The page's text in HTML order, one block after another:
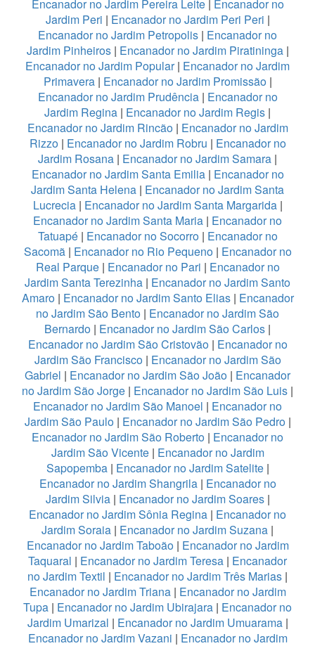
Encanador no Jardim Pereira Leite| Encanador no
Jardim Peri | Encanador no Jardim Peri Peri |
Encanador no Jardim Petropolis | Encanador no
Jardim Pinheiros| Encanador no Jardim Piratininga|
Encanador no Jardim Popular| Encanador no Jardim
Primavera| Encanador no Jardim Promissão|
Encanador no Jardim Prudência| Encanador no
Jardim Regina | Encanador no Jardim Regis |
Encanador no Jardim Rincão| Encanador no Jardim
Rizzo| Encanador no Jardim Robru | Encanador no
Jardim Rosana | Encanador no Jardim Samara |
Encanador no Jardim Santa Emilia| Encanador no
Jardim Santa Helena | Encanador no Jardim Santa
Lucrecia| Encanador no Jardim Santa Margarida|
Encanador no Jardim Santa Maria | Encanador no
Tatuapé| Encanador no Socorro| Encanador no
Sacomã| Encanador no Rio Pequeno| Encanador no
Real Parque| Encanador no Pari | Encanador no
Jardim Santa Terezinha | Encanador no Jardim Santo
Amaro| Encanador no Jardim Santo Elias| Encanador
no Jardim São Bento | Encanador no Jardim São
Bernardo | Encanador no Jardim São Carlos |
Encanador no Jardim São Cristovão| Encanador no
Jardim São Francisco| Encanador no Jardim São
Gabriel | Encanador no Jardim São João | Encanador
no Jardim São Jorge | Encanador no Jardim São Luis |
Encanador no Jardim São Manoel | Encanador no
Jardim São Paulo| Encanador no Jardim São Pedro|
Encanador no Jardim São Roberto | Encanador no
Jardim São Vicente| Encanador no Jardim
Sapopemba| Encanador no Jardim Satelite|
Encanador no Jardim Shangrila| Encanador no
Jardim Silvia| Encanador no Jardim Soares|
Encanador no Jardim Sônia Regina | Encanador no
Jardim Soraia | Encanador no Jardim Suzana |
Encanador no Jardim Taboão| Encanador no Jardim
Taquaral | Encanador no Jardim Teresa | Encanador
no Jardim Textil | Encanador no Jardim Três Marias |
Encanador no Jardim Triana| Encanador no Jardim
Tupa | Encanador no Jardim Ubirajara | Encanador no
Jardim Umarizal | Encanador no Jardim Umuarama|
Encanador no Jardim Vazani | Encanador no Jardim